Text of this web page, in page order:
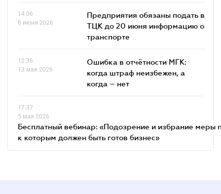
14.06
8 июня 2026
Предприятия обязаны подать в
ТЦК до 20 июня информацию о
транспорте
12.36
13 мая 2026
Ошибка в отчётности МГК:
когда штраф неизбежен, а
когда – нет
17.37
5 мая 2026
Бесплатный вебинар: «Подозрение и избрание меры
к которым должен быть готов бизнес»